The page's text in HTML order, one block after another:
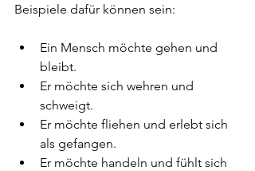
Beispiele dafür können sein:
Ein Mensch möchte gehen und
bleibt.
Er möchte sich wehren und
schweigt.
Er möchte fliehen und erlebt sich
als gefangen.
Er möchte handeln und fühlt sich